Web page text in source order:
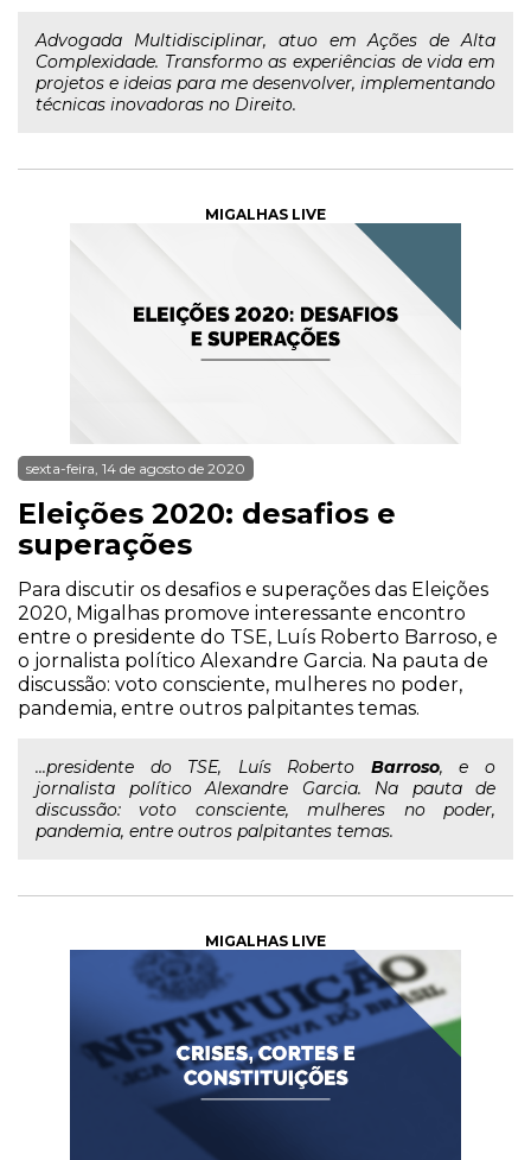
Advogada Multidisciplinar, atuo em Ações de Alta
Complexidade. Transformo as experiências de vida em
projetos e ideias para me desenvolver, implementando
técnicas inovadoras no Direito.
MIGALHAS LIVE
sexta-feira, 14 de agosto de 2020
Eleições 2020: desafios e
superações
Para discutir os desafios e superações das Eleições
2020, Migalhas promove interessante encontro
entre o presidente do TSE, Luís Roberto Barroso, e
o jornalista político Alexandre Garcia. Na pauta de
discussão: voto consciente, mulheres no poder,
pandemia, entre outros palpitantes temas.
...presidente do TSE, Luís Roberto Barroso, e o
jornalista político Alexandre Garcia. Na pauta de
discussão: voto consciente, mulheres no poder,
pandemia, entre outros palpitantes temas.
MIGALHAS LIVE